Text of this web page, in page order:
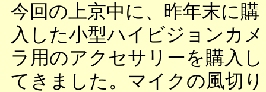
今回の上京中に、昨年末に購
入した小型ハイビジョンカメ
ラ用のアクセサリーを購入し
てきました。マイクの風切り